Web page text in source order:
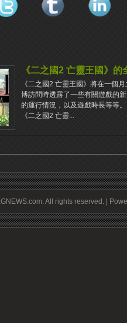
《二之國2 亡靈王國》
《二之國2 亡靈王國》將在一個
博訪問時透露了一些有關遊戲的
的運行情況，以及遊戲時長等等
《二之國2 亡靈...
All rights reserved. |